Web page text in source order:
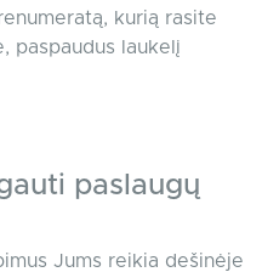
kurią rasite
paspaudus laukelį
paslaugų
Jums reikia dešinėje